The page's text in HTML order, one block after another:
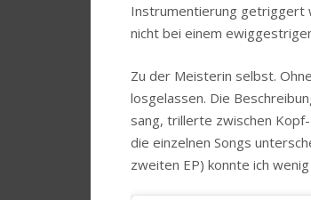
Instrumentierung getriggert
nicht bei einem
Zu der Meisterin selbst.
losgelassen. Die
sang, trillerte zwischen
die einzelnen Songs
zweiten EP) konnte ich